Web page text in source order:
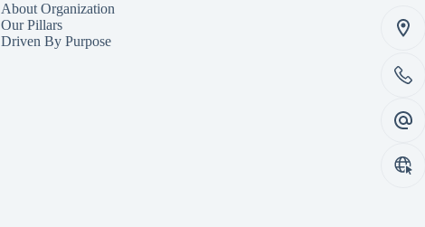
About Organization
Our Pillars
Driven By Purpose​